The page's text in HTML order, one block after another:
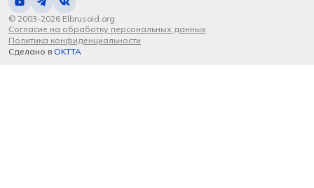
© 2003-2026 Elbrusoid.org
Согласие на обработку персональных данных
Политика конфиденциальности
Сделано в OKTTA